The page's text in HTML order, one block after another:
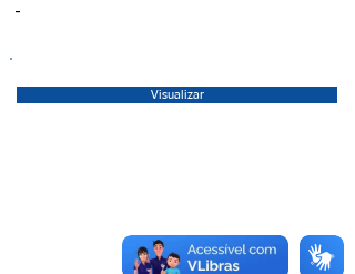
-
Visualizar